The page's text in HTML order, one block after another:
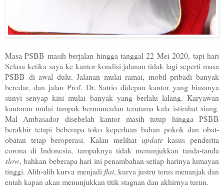
Masa PSBB masih berjalan hingga tanggal 22 Mei 2020, tapi hari
Selasa ketika saya ke kantor kondisi jalanan tidak lagi seperti masa
PSBB di awal dulu. Jalanan mulai ramai, mobil pribadi banyak
beredar, dan jalan Prof. Dr. Satrio didepan kantor yang biasanya
sunyi senyap kini mulai banyak yang berlalu lalang. Karyawan
kantoran mulai tampak bermunculan terutama kala istirahat siang.
Mal Ambasador disebelah kantor masih tutup hingga PSBB
berakhir tetapi beberapa toko keperluan bahan pokok dan obat-
obatan tetap beroperasi. Kalau melihat updatekasus penderita
corona di Indonesia, tampaknya tidak menunjukkan tanda-tanda
slow, bahkan beberapa hari ini penambahan setiap harinya lumayan
tinggi. Alih-alih kurva menjadiflat, kurva justru terus menanjak dan
entah kapan akan menunjukkan titik stagnan dan akhirnya turun.